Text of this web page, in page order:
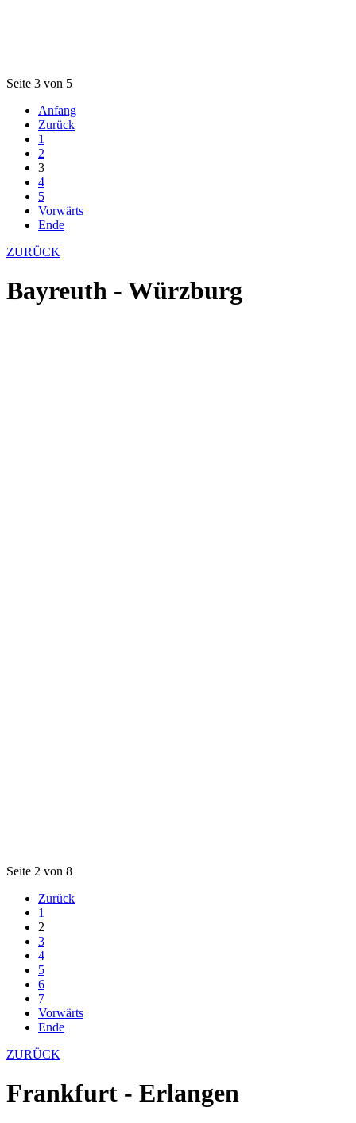
Seite 3 von 5
Anfang
Zurück
1
2
3
4
5
Vorwärts
Ende
ZURÜCK
Bayreuth - Würzburg
Seite 2 von 8
Zurück
1
2
3
4
5
6
7
Vorwärts
Ende
ZURÜCK
Frankfurt - Erlangen